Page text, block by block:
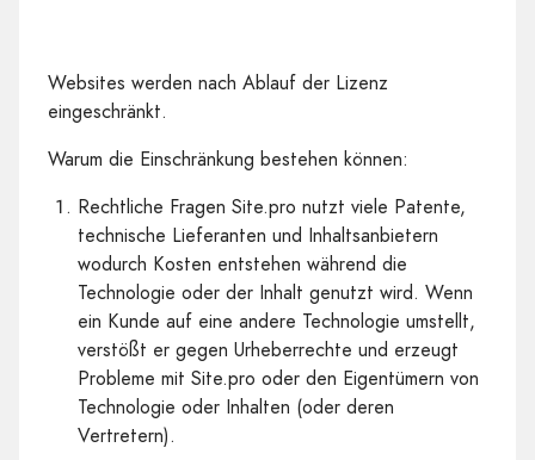
Websites werden nach Ablauf der Lizenz
eingeschränkt.
Warum die Einschränkung bestehen können:
Rechtliche Fragen Site.pro nutzt viele Patente,
technische Lieferanten und Inhaltsanbietern
wodurch Kosten entstehen während die
Technologie oder der Inhalt genutzt wird. Wenn
ein Kunde auf eine andere Technologie umstellt,
verstößt er gegen Urheberrechte und erzeugt
Probleme mit Site.pro oder den Eigentümern von
Technologie oder Inhalten (oder deren
Vertretern).